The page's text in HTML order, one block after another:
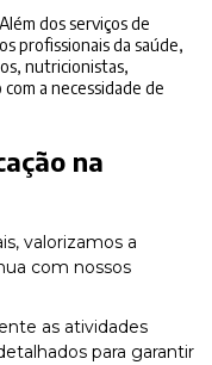
profissionais da saúde,
nutricionistas,
a necessidade de
na
valorizamos a
com nossos
as atividades
para garantir